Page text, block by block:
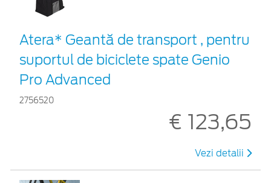
Atera* Geantă de transport , pentru
suportul de biciclete spate Genio
Pro Advanced
2756520
€ 123,65
Vezi detalii